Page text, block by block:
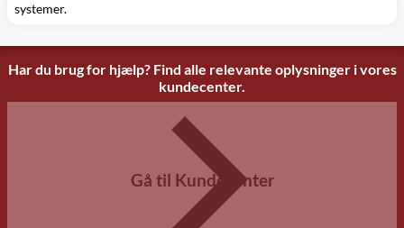
systemer.
Har du brug for hjælp? Find alle relevante oplysninger i vores
kundecenter.
Gå til Kundecenter